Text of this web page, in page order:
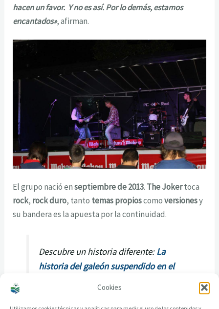
Cookies
hacen un favor. Y no es así. Por lo demás, estamos
encantados», afirman.
El grupo nació enseptiembre de 2013. The Jokertoca
rock, rock duro, tanto temas propioscomoversionesy
su bandera es la apuesta por la continuidad.
Descubre un historia diferente:La
historia del galeón suspendido en el